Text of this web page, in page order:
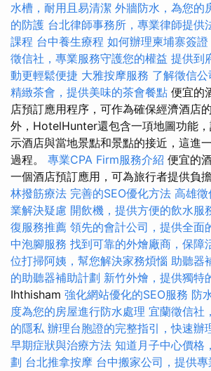
水槽，耐用且易清潔 外牆防水，為您的
的防護 台北律師事務所，專業律師提供
課程 台中養生療程 如何辦理柬埔寨簽
徵信社，專業服務守護您的權益 提供到
動更輕鬆便捷 大雅按摩服務 了解徵信
精緻茶會，提供美味的茶會餐點 便宜的
店預訂應用程序，可作為確保經濟酒店
外，HotelHunter還包含一項地圖功能
示酒店與當地景點和景點的接近，這進
過程。 專業CPA Firm服務介紹 便宜的
一個酒店預訂應用，可為旅行者提供負
林撥筋療法 完善的SEO優化方法 高雄
業解決疑慮 開飲機，提供方便的飲水服
復服務推薦 領先的會計公司，提供全面
中泡腳服務 找到可靠的外燴廠商，保障
位打掃阿姨，幫您解決家務煩惱 助聽器
的助聽器補助計劃 新竹外燴，提供獨特
Ihthisham 強化網站優化的SEO服務 防
度為您的房屋進行防水處理 宜蘭徵信社
的隱私 辦理台胞證的完整指引，快速辦
早期症狀與治療方法 知道月子中心價格
劃 台北推拿按摩 台中搬家公司，提供